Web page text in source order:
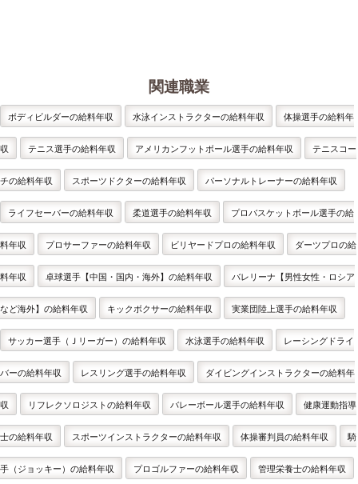
関連職業
ボディビルダーの給料年収 水泳インストラクターの給料年収 体操選手の給料年
収 テニス選手の給料年収 アメリカンフットボール選手の給料年収 テニスコー
チの給料年収 スポーツドクターの給料年収 パーソナルトレーナーの給料年収
ライフセーバーの給料年収 柔道選手の給料年収 プロバスケットボール選手の給
料年収 プロサーファーの給料年収 ビリヤードプロの給料年収 ダーツプロの給
料年収 卓球選手【中国・国内・海外】の給料年収 バレリーナ【男性女性・ロシア
など海外】の給料年収 キックボクサーの給料年収 実業団陸上選手の給料年収
サッカー選手（Ｊリーガー）の給料年収 水泳選手の給料年収 レーシングドライ
バーの給料年収 レスリング選手の給料年収 ダイビングインストラクターの給料年
収 リフレクソロジストの給料年収 バレーボール選手の給料年収 健康運動指導
士の給料年収 スポーツインストラクターの給料年収 体操審判員の給料年収 騎
手（ジョッキー）の給料年収 プロゴルファーの給料年収 管理栄養士の給料年収